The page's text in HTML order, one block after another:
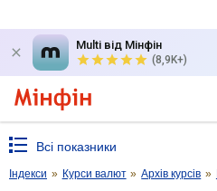
Multi від Мінфін
(8,9K+)
Всі показники
Індекси » Курси валют » Архів курсів »